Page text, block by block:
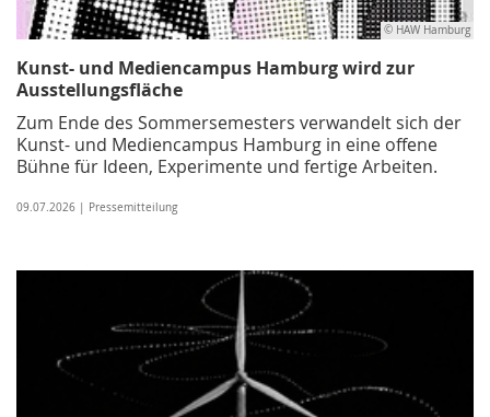
© HAW Hamburg
Kunst- und Mediencampus Hamburg wird zur
Ausstellungsfläche
Zum Ende des Sommersemesters verwandelt sich der
Kunst- und Mediencampus Hamburg in eine offene
Bühne für Ideen, Experimente und fertige Arbeiten.
09.07.2026 | Pressemitteilung